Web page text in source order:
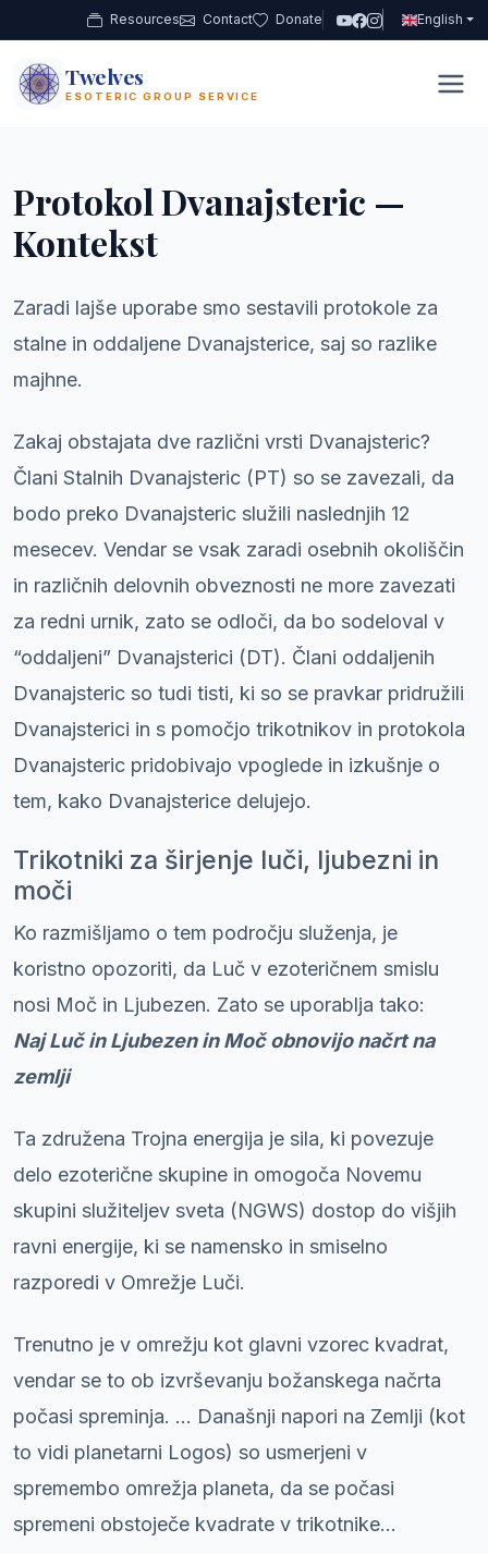
Resources Contact Donate English
12 Twelves
ESOTERIC GROUP SERVICE
Protokol Dvanajsteric —
Kontekst
Zaradi lajše uporabe smo sestavili protokole za
stalne in oddaljene Dvanajsterice, saj so razlike
majhne.
Zakaj obstajata dve različni vrsti Dvanajsteric?
Člani Stalnih Dvanajsteric (PT) so se zavezali, da
bodo preko Dvanajsteric služili naslednjih 12
mesecev. Vendar se vsak zaradi osebnih okoliščin
in različnih delovnih obveznosti ne more zavezati
za redni urnik, zato se odloči, da bo sodeloval v
“oddaljeni” Dvanajsterici (DT). Člani oddaljenih
Dvanajsteric so tudi tisti, ki so se pravkar pridružili
Dvanajsterici in s pomočjo trikotnikov in protokola
Dvanajsteric pridobivajo vpoglede in izkušnje o
tem, kako Dvanajsterice delujejo.
Trikotniki za širjenje luči, ljubezni in
moči
Ko razmišljamo o tem področju služenja, je
koristno opozoriti, da Luč v ezoteričnem smislu
nosi Moč in Ljubezen. Zato se uporablja tako:
Naj Luč in Ljubezen in Moč obnovijo načrt na
zemlji
Ta združena Trojna energija je sila, ki povezuje
delo ezoterične skupine in omogoča Novemu
skupini služiteljev sveta (NGWS) dostop do višjih
ravni energije, ki se namensko in smiselno
razporedi v Omrežje Luči.
Trenutno je v omrežju kot glavni vzorec kvadrat,
vendar se to ob izvrševanju božanskega načrta
počasi spreminja. ... Današnji napori na Zemlji (kot
to vidi planetarni Logos) so usmerjeni v
spremembo omrežja planeta, da se počasi
spremeni obstoječe kvadrate v trikotnike...